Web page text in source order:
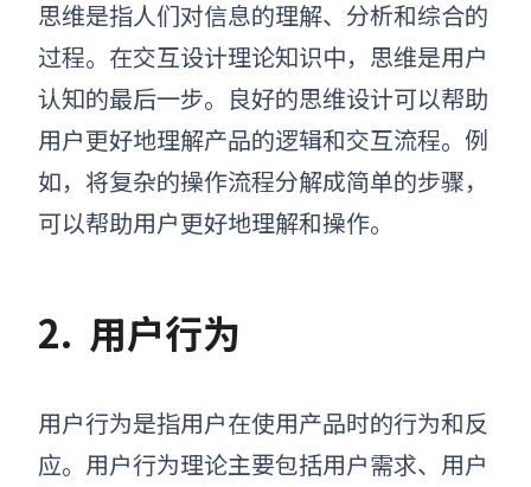
思维是指人们对信息的理解、分析和综合的
过程。在交互设计理论知识中，思维是用户
认知的最后一步。良好的思维设计可以帮助
用户更好地理解产品的逻辑和交互流程。例
如，将复杂的操作流程分解成简单的步骤，
可以帮助用户更好地理解和操作。
2. 用户行为
用户行为是指用户在使用产品时的行为和反
应。用户行为理论主要包括用户需求、用户